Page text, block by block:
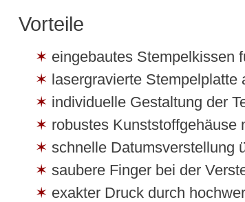
Vorteile
eingebautes Stempelkissen
lasergravierte
individuelle Gestaltung der
robustes Kunststoffgehäuse
schnelle Datumsverstellung
saubere Finger bei der
exakter Druck durch